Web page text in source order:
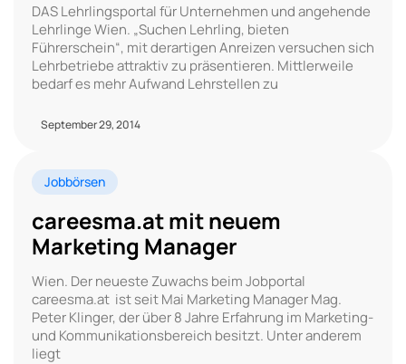
DAS Lehrlingsportal für Unternehmen und angehende
Lehrlinge Wien. „Suchen Lehrling, bieten
Führerschein“, mit derartigen Anreizen versuchen sich
Lehrbetriebe attraktiv zu präsentieren. Mittlerweile
bedarf es mehr Aufwand Lehrstellen zu
September 29, 2014
Jobbörsen
careesma.at mit neuem
Marketing Manager
Wien. Der neueste Zuwachs beim Jobportal
careesma.at ist seit Mai Marketing Manager Mag.
Peter Klinger, der über 8 Jahre Erfahrung im Marketing-
und Kommunikationsbereich besitzt. Unter anderem
liegt